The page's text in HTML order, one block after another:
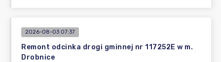
2026-08-03 07:37
Remont odcinka drogi gminnej nr 117252E w m.
Drobnice